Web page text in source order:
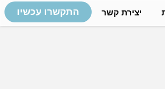
יצירת קשר התקשרו עכשיו